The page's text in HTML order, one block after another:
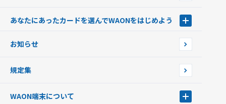
あなたにあったカードを選んでWAONをはじめよう
フードバンク応援WAON
ご当地WAON
G.G WAON
お知らせ
規定集
WAON端末について